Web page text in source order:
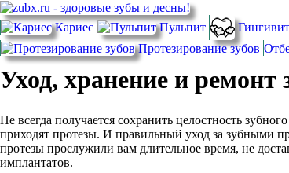
Кариес Пульпит Гингивит
Протезирование зубов
Уход, хранение и ремонт
Не всегда получается сохранить целостность
приходят протезы. И правильный уход за зубными
протезы прослужили вам длительное время, не
имплантатов.